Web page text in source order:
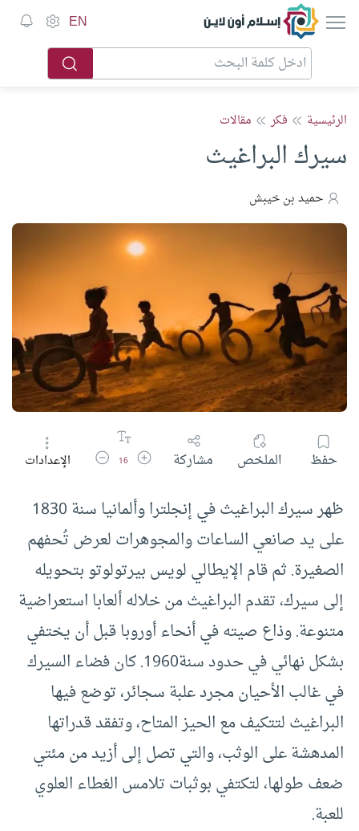
إسلام أون لاين EN
الرئيسية فكر مقالات
سيرك البراغيث
حميد بن خيبش
حفظ الملخص مشاركة زيادة حجم الخط
16 تقليل حجم الخط
الإعدادات
ظهر سيرك البراغيث في إنجلترا وألمانيا سنة 1830
على يد صانعي الساعات والمجوهرات لعرض تُحفهم
الصغيرة. ثم قام الإيطالي لويس بيرتولوتو بتحويله
إلى سيرك، تقدم البراغيث من خلاله ألعابا استعراضية
متنوعة. وذاع صيته في أنحاء أوروبا قبل أن يختفي
بشكل نهائي في حدود سنة1960. كان فضاء السيرك
في غالب الأحيان مجرد علبة سجائر، توضع فيها
البراغيث لتتكيف مع الحيز المتاح، وتفقد قدراتها
المدهشة على الوثب، والتي تصل إلى أزيد من مئتي
ضعف طولها، لتكتفي بوثبات تلامس الغطاء العلوي
للعبة.